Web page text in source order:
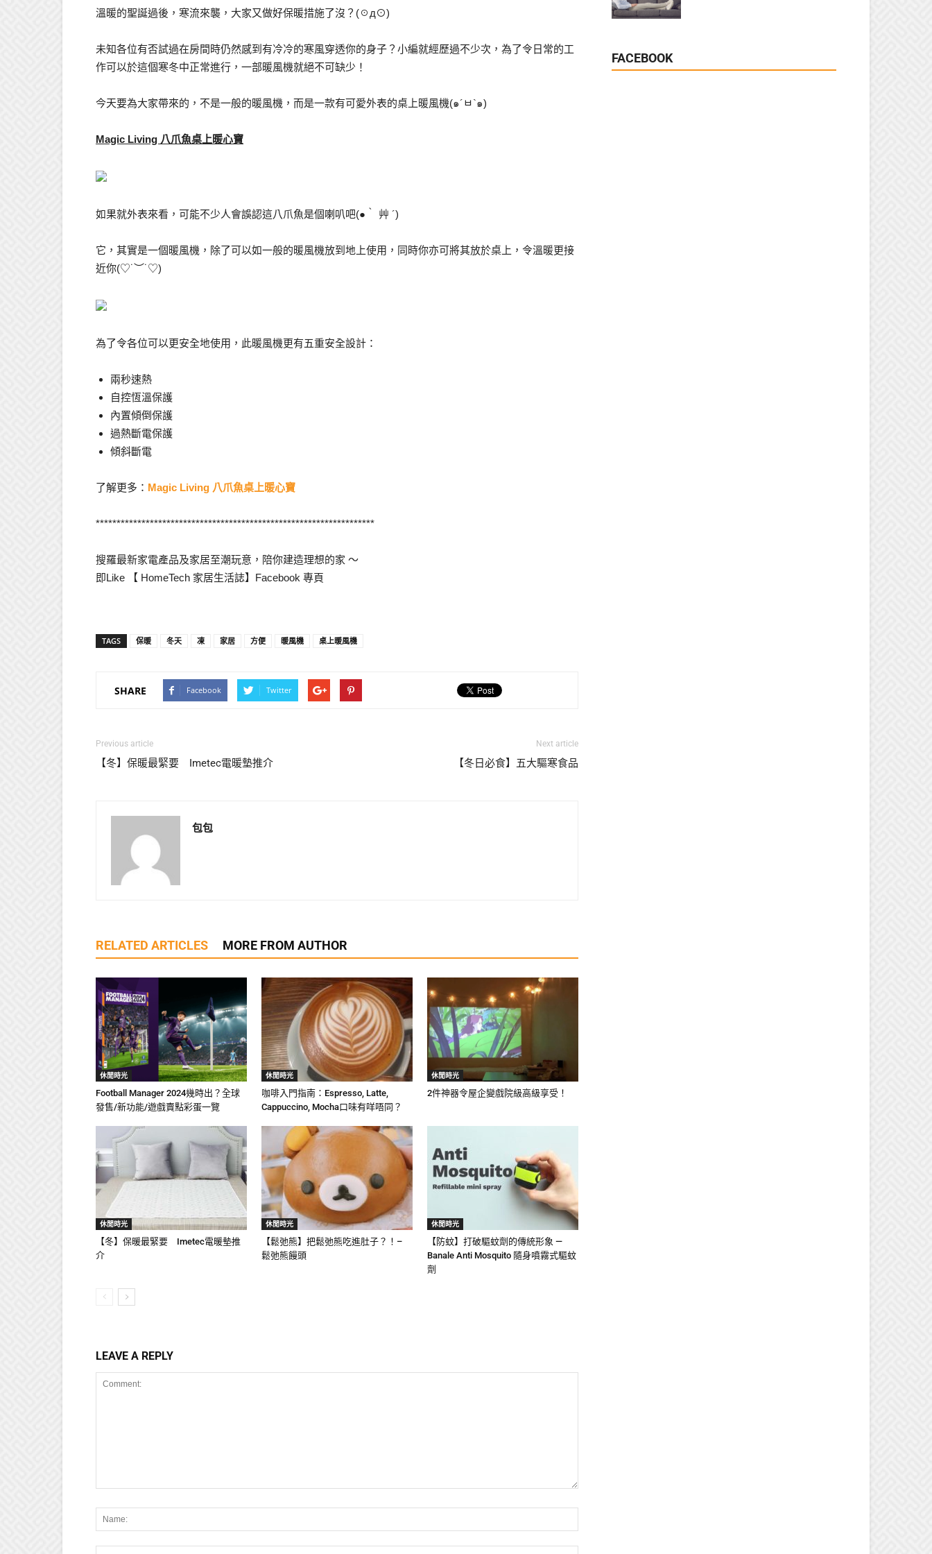
溫暖的聖誕過後，寒流來襲，大家又做好保暖措施了沒？(☉д⊙)
未知各位有否試過在房間時仍然感到有冷冷的寒風穿透你的身子？小編就經歷過不少次，為了令日常的工
作可以於這個寒冬中正常進行，一部暖風機就絕不可缺少！
今天要為大家帶來的，不是一般的暖風機，而是一款有可愛外表的桌上暖風機(๑´ㅂ`๑)
Magic Living 八爪魚桌上暖心寶
如果就外表來看，可能不少人會誤認這八爪魚是個喇叭吧(●｀ 艸 ´)
它，其實是一個暖風機，除了可以如一般的暖風機放到地上使用，同時你亦可將其放於桌上，令溫暖更接
近你(♡˙︶˙♡)
為了令各位可以更安全地使用，此暖風機更有五重安全設計：
兩秒速熱
自控恆溫保護
內置傾倒保護
過熱斷電保護
傾斜斷電
了解更多： Magic Living 八爪魚桌上暖心寶
*******************************************************************
搜羅最新家電產品及家居至潮玩意，陪你建造理想的家 ～
即Like 【 HomeTech 家居生活誌】Facebook 專頁
TAGS 保暖 冬天 凍 家居 方便 暖風機 桌上暖風機
SHARE Facebook Twitter
Previous article
【冬】保暖最緊要 Imetec電暖墊推介
Next article
【冬日必食】五大驅寒食品
包包
RELATED ARTICLES MORE FROM AUTHOR
休閒時光
Football Manager 2024幾時出？全球
發售/新功能/遊戲賣點彩蛋一覽
休閒時光
咖啡入門指南：Espresso, Latte,
Cappuccino, Mocha口味有咩唔同？
休閒時光
2件神器令屋企變戲院級高級享受！
休閒時光
【冬】保暖最緊要 Imetec電暖墊推
介
休閒時光
【鬆弛熊】把鬆弛熊吃進肚子？！–
鬆弛熊饅頭
休閒時光
【防蚊】打破驅蚊劑的傳統形象 —
Banale Anti Mosquito 隨身噴霧式驅蚊
劑
LEAVE A REPLY
FACEBOOK